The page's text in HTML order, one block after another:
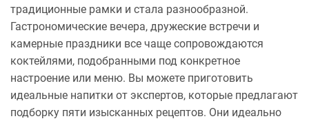
традиционные рамки и стала разнообразной.
Гастрономические вечера, дружеские встречи и
камерные праздники все чаще сопровождаются
коктейлями, подобранными под конкретное
настроение или меню. Вы можете приготовить
идеальные напитки от экспертов, которые предлагают
подборку пяти изысканных рецептов. Они идеально